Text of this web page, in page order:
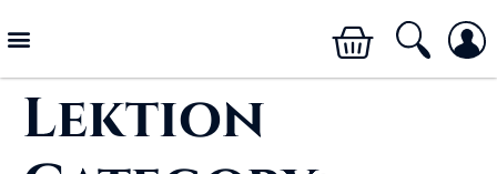
Lektion